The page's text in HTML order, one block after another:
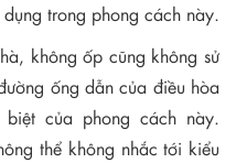
trong phong cách này.
không ốp cũng không sử
ống dẫn của điều hòa
của phong cách này.
thể không nhắc tới kiểu